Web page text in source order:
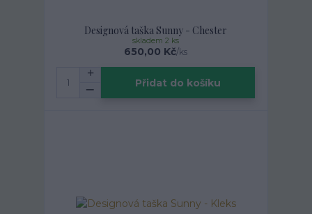
Designová taška Sunny - Chester
650,00 Kč/ks
skladem 2 ks
Přidat do košíku